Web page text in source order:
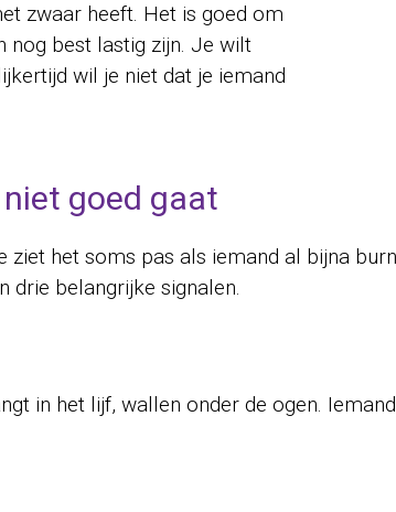
zwaar heeft. Het is goed om
nog best lastig zijn. Je wilt
wil je niet dat je iemand
goed gaat
het soms pas als iemand al bijna
drie belangrijke signalen.
in het lijf, wallen onder de ogen.